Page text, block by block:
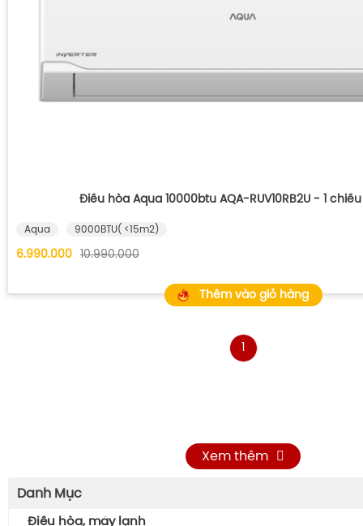
Điều hòa Aqua 10000btu AQA-RUV10RB2U - 1
Aqua 9000BTU( <15m2)
6.990.000 10.990.000
Thêm vào giỏ hàng
1
Xem thêm
Danh Mục
Điều hòa, máy lạnh